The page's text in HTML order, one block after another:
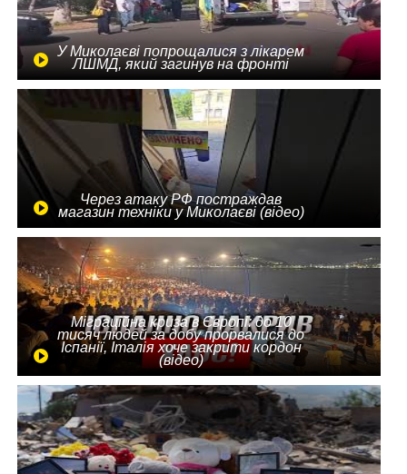
У Миколаєві попрощалися з лікарем
ЛШМД, який загинув на фронті
Через атаку РФ постраждав
магазин техніки у Миколаєві (відео)
Міграційна криза в Європі: до 10
тисяч людей за добу прорвалися до
Іспанії, Італія хоче закрити кордон
(відео)